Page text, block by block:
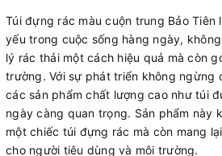
Túi đựng rác màu cuộn trung Bảo Tiên
yếu trong cuộc sống hàng ngày,
lý rác thải một cách hiệu quả mà còn
trường. Với sự phát triển không ngừng
các sản phẩm chất lượng cao như túi
ngày càng quan trọng. Sản phẩm này
một chiếc túi đựng rác mà còn mang
cho người tiêu dùng và môi trường.